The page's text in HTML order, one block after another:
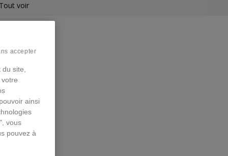
Tout voir
site,
ainsi
vous
pouvez à
accepter